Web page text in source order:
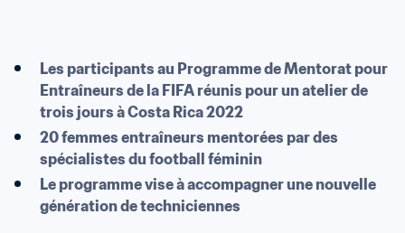
Les participants au Programme de Mentorat pour
Entraîneurs de la FIFA réunis pour un atelier de
trois jours à Costa Rica 2022
20 femmes entraîneurs mentorées par des
spécialistes du football féminin
Le programme vise à accompagner une nouvelle
génération de techniciennes